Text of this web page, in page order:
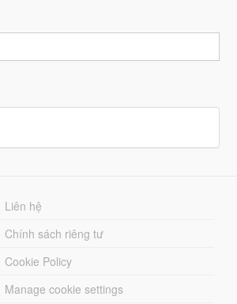
Liên hệ
Chính sách riêng tư
Cookie Policy
Manage cookie settings